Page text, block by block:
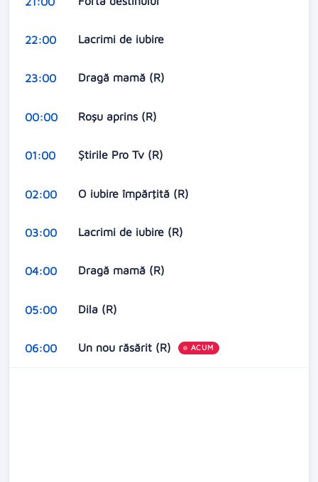
22:00 Lacrimi de iubire
23:00 Dragă mamă (R)
00:00 Roşu aprins (R)
01:00 Ştirile Pro Tv (R)
02:00 O iubire împărţită (R)
03:00 Lacrimi de iubire (R)
04:00 Dragă mamă (R)
05:00 Dila (R)
06:00 Un nou răsărit (R) ACUM